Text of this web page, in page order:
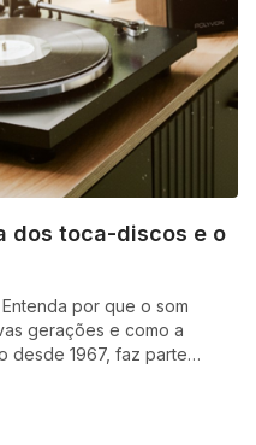
dos toca-discos e o
por que o som
gerações e como a
desde 1967, faz parte